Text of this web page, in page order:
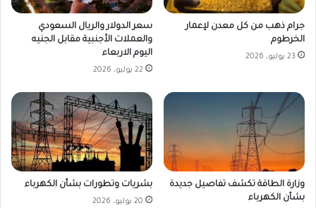
جرام ذهب من كل معدن لإعمار
الخرطوم
23 يوليو، 2026
سعر الدولار والريال السعودي
والعملات الأجنبية مقابل الجنيه
اليوم الاربعاء
22 يوليو، 2026
وزارة الطاقة تكشف تفاصيل جديدة
بشأن الكهرباء
بشريات وتطورات بشأن الكهرباء
20 يوليو، 2026